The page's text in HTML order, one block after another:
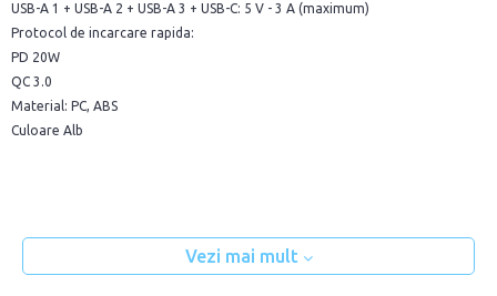
USB-A 1 + USB-A 2 + USB-A 3 + USB-C: 5 V - 3 A (maximum)
Protocol de incarcare rapida:
PD 20W
QC 3.0
Material: PC, ABS
Culoare Alb
Vezi mai mult